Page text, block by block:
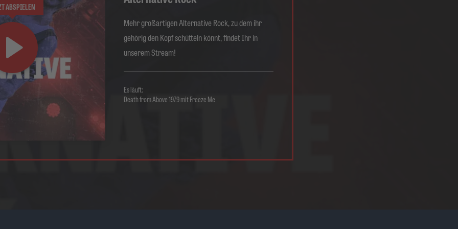
ABSPIELEN
Mehr großartigen Alternative Rock, zu dem ihr
gehörig den Kopf schütteln könnt, findet Ihr in
unserem Stream!
Es läuft:
Death from Above 1979 mit Freeze Me